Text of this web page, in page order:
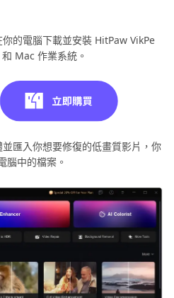
你的電腦下載並安裝 HitPaw VikPe
Mac 作業系統。
匯入你想要修復的低畫質影片，你
腦中的檔案。